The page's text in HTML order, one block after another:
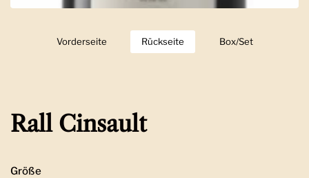
Zeige Folie 1
Vorderseite Zeige Folie 2
Rückseite Zeige Folie 3
Box/Set
Rall Cinsault
Größe